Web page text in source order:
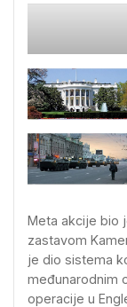
Meta akcije bio
zastavom
je dio sistema
međunarodnim
operacije u